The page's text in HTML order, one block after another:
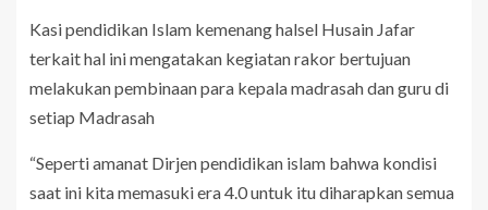
Kasi pendidikan Islam kemenang halsel Husain Jafar
terkait hal ini mengatakan kegiatan rakor bertujuan
melakukan pembinaan para kepala madrasah dan guru di
setiap Madrasah
“Seperti amanat Dirjen pendidikan islam bahwa kondisi
saat ini kita memasuki era 4.0 untuk itu diharapkan semua